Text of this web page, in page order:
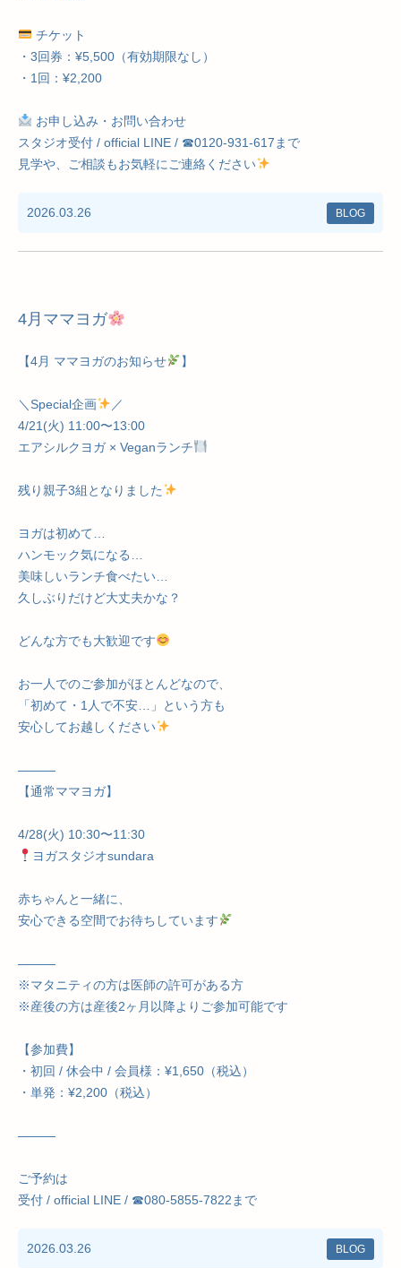
チケット
・3回券：¥5,500（有効期限なし）
・1回：¥2,200
お申し込み・お問い合わせ
スタジオ受付 / official LINE / ☎︎0120-931-617まで
見学や、ご相談もお気軽にご連絡ください
2026.03.26 BLOG
4月ママヨガ
【4月 ママヨガのお知らせ 】
＼Special企画
／
4/21(火) 11:00〜13:00
エアシルクヨガ × Veganランチ
残り親子3組となりました
ヨガは初めて…
ハンモック気になる…
美味しいランチ食べたい…
久しぶりだけど大丈夫かな？
どんな方でも大歓迎です
お一人でのご参加がほとんどなので、
「初めて・1人で不安…」という方も
安心してお越しください
———
【通常ママヨガ】
4/28(火) 10:30〜11:30
ヨガスタジオsundara
赤ちゃんと一緒に、
安心できる空間でお待ちしています
———
※マタニティの方は医師の許可がある方
※産後の方は産後2ヶ月以降よりご参加可能です
【参加費】
・初回 / 休会中 / 会員様：¥1,650（税込）
・単発：¥2,200（税込）
———
ご予約は
受付 / official LINE / ☎︎080-5855-7822まで
2026.03.26 BLOG